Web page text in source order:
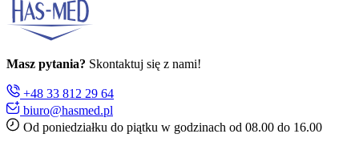
Masz pytania? Skontaktuj się z nami!
+48 33 812 29 64
biuro@hasmed.pl
Od poniedziałku do piątku w godzinach od 08.00 do 16.00